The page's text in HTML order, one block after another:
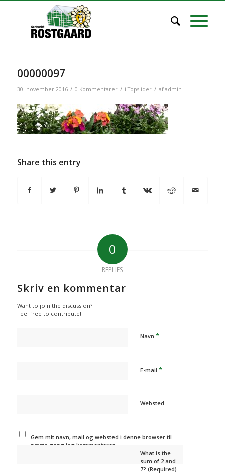
00000097
30. november 2016 / 0 Kommentarer / iTopslider / afadmin
Share this entry
0
REPLIES
Skriv en kommentar
Want to join the discussion?
Feel free to contribute!
Navn *
E-mail *
Websted
Gem mit navn, mail og websted i denne browser til
næste gang jeg kommenterer.
What is the
sum of 2 and
7? (Required)